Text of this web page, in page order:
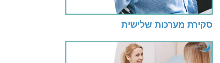
סקירת מערכות שלישית